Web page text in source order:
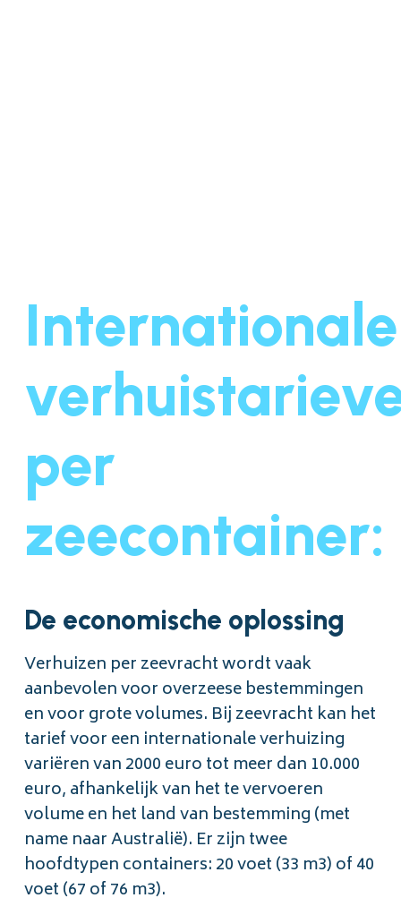
Internationale
per
zeecontainer:
De economische oplossing
Verhuizen per zeevracht wordt vaak
aanbevolen voor overzeese bestemmingen
en voor grote volumes. Bij zeevracht kan het
tarief voor een internationale verhuizing
variëren van 2000 euro tot meer dan 10.000
euro, afhankelijk van het te vervoeren
volume en het land van bestemming (met
name naar Australië). Er zijn twee
hoofdtypen containers: 20 voet (33 m3) of 40
voet (67 of 76 m3).